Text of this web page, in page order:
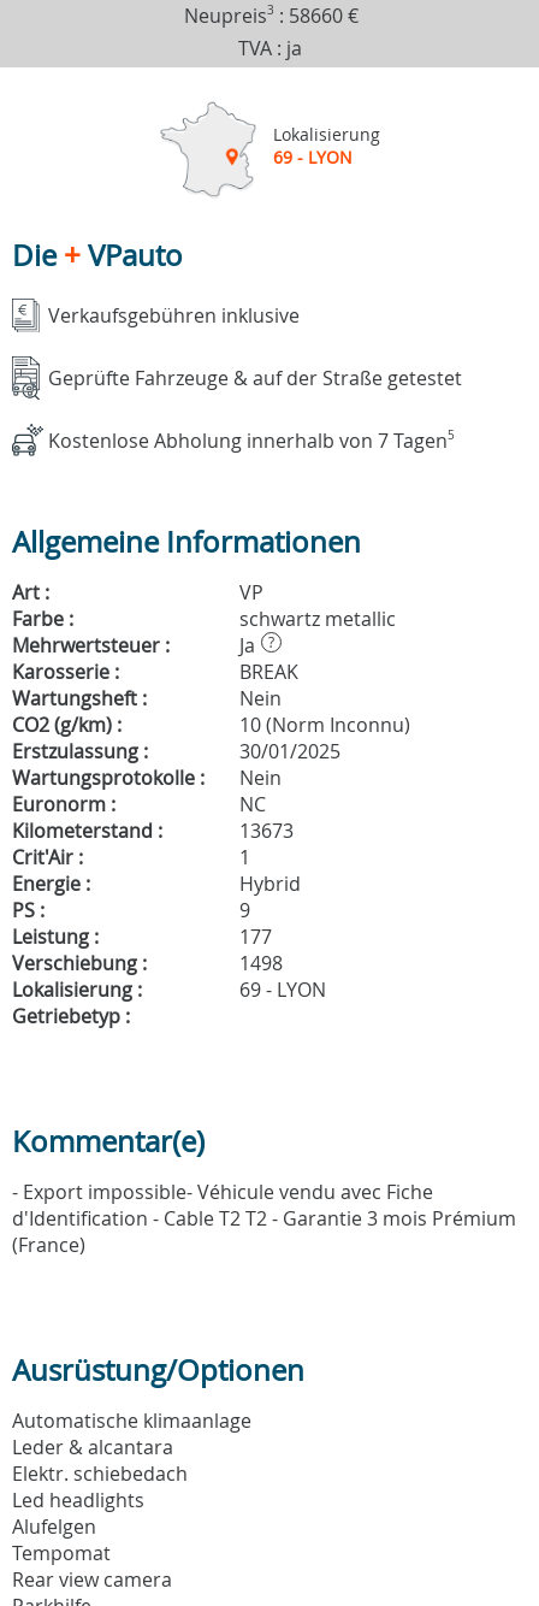
Neupreis3 : 58660 €
TVA : ja
Lokalisierung
69 - LYON
Die+VPauto
Verkaufsgebühren inklusive
Geprüfte Fahrzeuge & auf der Straße getestet
Kostenlose Abholung innerhalb von 7 Tagen5
Allgemeine Informationen
Art :
VP
Farbe :
schwartz metallic
Mehrwertsteuer :
Ja ?
Karosserie :
BREAK
Wartungsheft :
Nein
CO2 (g/km) :
10 (Norm Inconnu)
Erstzulassung :
30/01/2025
Wartungsprotokolle :
Nein
Euronorm :
NC
Kilometerstand :
13673
Crit'Air :
1
Energie :
Hybrid
PS :
9
Leistung :
177
Verschiebung :
1498
Lokalisierung :
69 - LYON
Getriebetyp :
Kommentar(e)
- Export impossible- Véhicule vendu avec Fiche
d'Identification - Cable T2 T2 - Garantie 3 mois Prémium
(France)
Ausrüstung/Optionen
Automatische klimaanlage
Leder & alcantara
Elektr. schiebedach
Led headlights
Alufelgen
Tempomat
Rear view camera